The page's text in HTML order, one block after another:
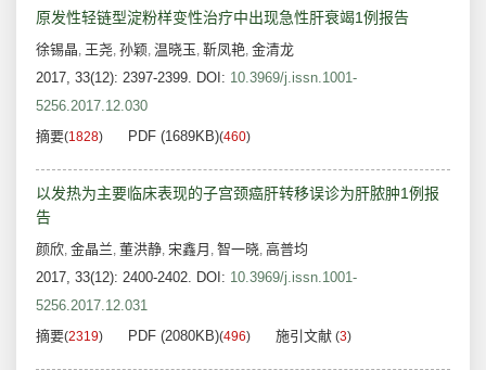
原发性轻链型淀粉样变性治疗中出现急性肝衰竭1例报告
徐锡晶, 王尧, 孙颖, 温晓玉, 靳凤艳, 金清龙
2017, 33(12): 2397-2399. DOI: 10.3969/j.issn.1001-
5256.2017.12.030
摘要(1828) PDF (1689KB)(460)
以发热为主要临床表现的子宫颈癌肝转移误诊为肝脓肿1例报
告
颜欣, 金晶兰, 董洪静, 宋鑫月 , 智一晓, 高普均
2017, 33(12): 2400-2402. DOI: 10.3969/j.issn.1001-
5256.2017.12.031
摘要(2319) PDF (2080KB)(496) 施引文献 (3)